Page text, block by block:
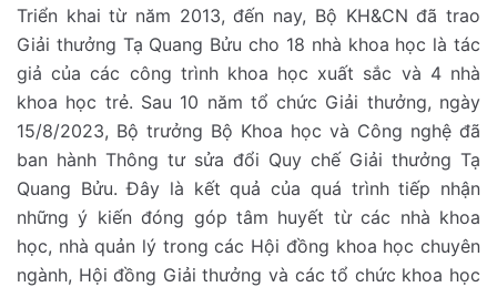
Triển khai từ năm 2013, đến nay, Bộ KH&CN đã trao
Giải thưởng Tạ Quang Bửu cho 18 nhà khoa học là tác
giả của các công trình khoa học xuất sắc và 4 nhà
khoa học trẻ. Sau 10 năm tổ chức Giải thưởng, ngày
15/8/2023, Bộ trưởng Bộ Khoa học và Công nghệ đã
ban hành Thông tư sửa đổi Quy chế Giải thưởng Tạ
Quang Bửu. Đây là kết quả của quá trình tiếp nhận
những ý kiến đóng góp tâm huyết từ các nhà khoa
học, nhà quản lý trong các Hội đồng khoa học chuyên
ngành, Hội đồng Giải thưởng và các tổ chức khoa học